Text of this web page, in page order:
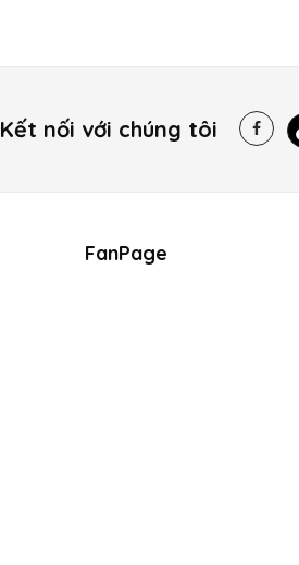
Kết nối với chúng tôi
FanPage